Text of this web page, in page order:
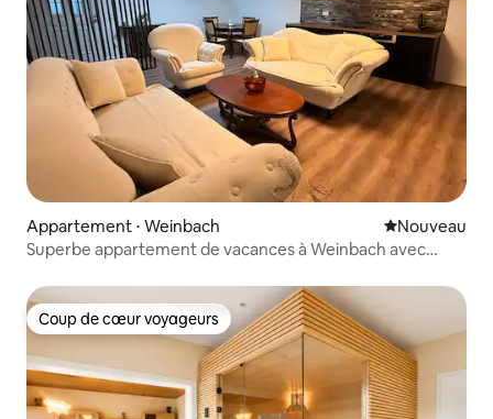
Appartement ⋅ Weinbach Nouvel
Nouveau
Superbe appartement de vacances à Weinbach avec
Coup de cœur voyageurs
Coup de cœur voyageurs